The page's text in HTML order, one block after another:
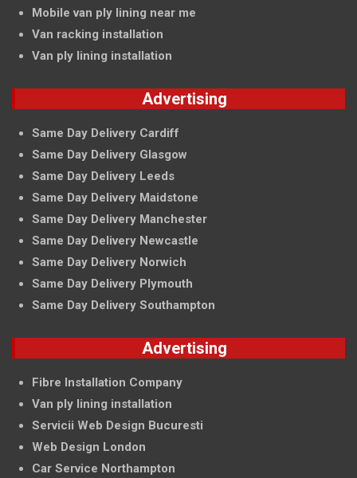
Mobile van ply lining near me
Van racking installation
Van ply lining installation
Advertising
Same Day Delivery Cardiff
Same Day Delivery Glasgow
Same Day Delivery Leeds
Same Day Delivery Maidstone
Same Day Delivery Manchester
Same Day Delivery Newcastle
Same Day Delivery Norwich
Same Day Delivery Plymouth
Same Day Delivery Southampton
Advertising
Fibre Installation Company
Van ply lining installation
Servicii Web Design Bucuresti
Web Design London
Car Service Northampton